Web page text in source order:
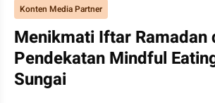
Konten Media Partner
Menikmati Iftar Ramadan
Pendekatan Mindful
Sungai